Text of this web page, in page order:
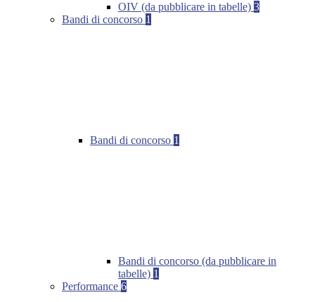
OIV (da pubblicare in tabelle) 3
Bandi di concorso 1
Bandi di concorso 1
Bandi di concorso (da pubblicare in
tabelle) 1
Performance 6